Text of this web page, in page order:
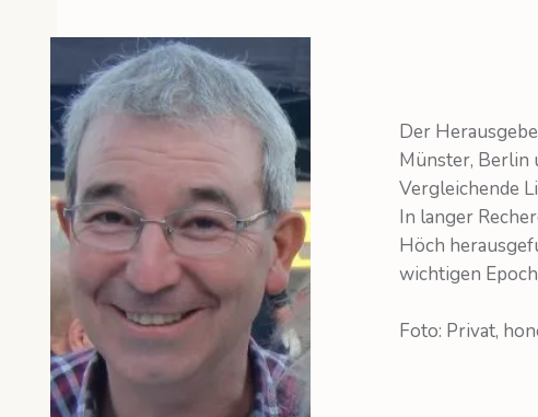
Der
Münster, Berlin
Vergleichende
In langer
Höch
wichtigen
Foto: Privat,